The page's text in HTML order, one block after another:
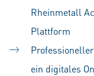
Rheinmetall
Plattform
ein digitales